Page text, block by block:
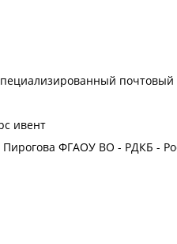
почтовый
ивент
ФГАОУ ВО - РДКБ -